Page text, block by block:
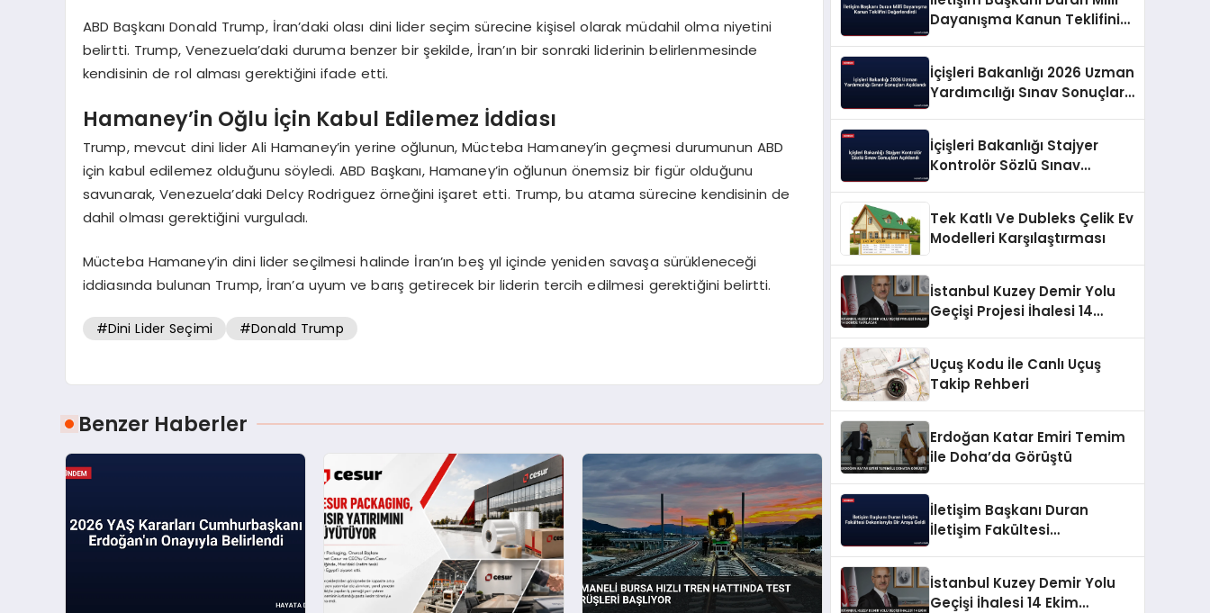
ABD Başkanı Donald Trump, İran’daki olası dini lider seçim sürecine kişisel olarak müdahil olma niyetini
belirtti. Trump, Venezuela’daki duruma benzer bir şekilde, İran’ın bir sonraki liderinin belirlenmesinde
kendisinin de rol alması gerektiğini ifade etti.
Hamaney’in Oğlu İçin Kabul Edilemez İddiası
Trump, mevcut dini lider Ali Hamaney’in yerine oğlunun, Mücteba Hamaney’in geçmesi durumunun ABD
için kabul edilemez olduğunu söyledi. ABD Başkanı, Hamaney’in oğlunun önemsiz bir figür olduğunu
savunarak, Venezuela’daki Delcy Rodriguez örneğini işaret etti. Trump, bu atama sürecine kendisinin de
dahil olması gerektiğini vurguladı.
Mücteba Hamaney’in dini lider seçilmesi halinde İran’ın beş yıl içinde yeniden savaşa sürükleneceği
iddiasında bulunan Trump, İran’a uyum ve barış getirecek bir liderin tercih edilmesi gerektiğini belirtti.
#Dini Lider Seçimi #Donald Trump
Benzer Haberler
Dayanışma Kanun Teklifini
İçişleri Bakanlığı 2026 Uzman
Yardımcılığı Sınav Sonuçları
İçişleri Bakanlığı Stajyer
Kontrolör Sözlü Sınav
Tek Katlı Ve Dubleks Çelik Ev
Modelleri Karşılaştırması
İstanbul Kuzey Demir Yolu
Geçişi Projesi İhalesi 14
Uçuş Kodu İle Canlı Uçuş
Takip Rehberi
Erdoğan Katar Emiri Temim
ile Doha’da Görüştü
İletişim Başkanı Duran
İletişim Fakültesi
İstanbul Kuzey Demir Yolu
Geçişi İhalesi 14 Ekim